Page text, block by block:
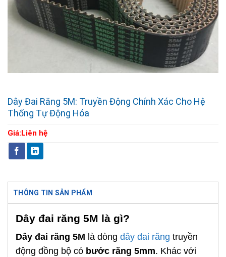
Dây Đai Răng 5M: Truyền Động Chính Xác Cho Hệ
Thống Tự Động Hóa
Giá: Liên hệ
THÔNG TIN SẢN PHẨM
Dây đai răng 5M là gì?
Dây đai răng 5M là dòng dây đai răng truyền
động đồng bộ có bước răng 5mm. Khác với